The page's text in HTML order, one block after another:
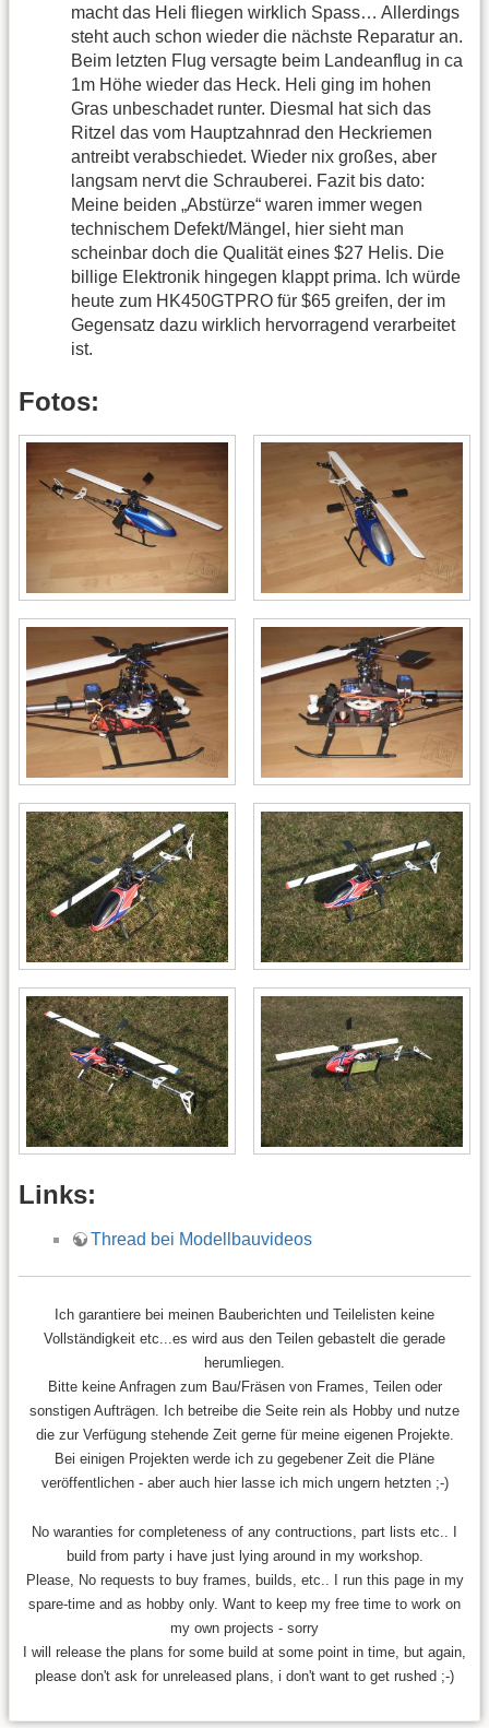
macht das Heli fliegen wirklich Spass… Allerdings
steht auch schon wieder die nächste Reparatur an.
Beim letzten Flug versagte beim Landeanflug in ca
1m Höhe wieder das Heck. Heli ging im hohen
Gras unbeschadet runter. Diesmal hat sich das
Ritzel das vom Hauptzahnrad den Heckriemen
antreibt verabschiedet. Wieder nix großes, aber
langsam nervt die Schrauberei. Fazit bis dato:
Meine beiden „Abstürze“ waren immer wegen
technischem Defekt/Mängel, hier sieht man
scheinbar doch die Qualität eines $27 Helis. Die
billige Elektronik hingegen klappt prima. Ich würde
heute zum HK450GTPRO für $65 greifen, der im
Gegensatz dazu wirklich hervorragend verarbeitet
ist.
Fotos:
Links:
Thread bei Modellbauvideos
Ich garantiere bei meinen Bauberichten und Teilelisten keine
Vollständigkeit etc...es wird aus den Teilen gebastelt die gerade
herumliegen.
Bitte keine Anfragen zum Bau/Fräsen von Frames, Teilen oder
sonstigen Aufträgen. Ich betreibe die Seite rein als Hobby und nutze
die zur Verfügung stehende Zeit gerne für meine eigenen Projekte.
Bei einigen Projekten werde ich zu gegebener Zeit die Pläne
veröffentlichen - aber auch hier lasse ich mich ungern hetzten ;-)
No waranties for completeness of any contructions, part lists etc.. I
build from party i have just lying around in my workshop.
Please, No requests to buy frames, builds, etc.. I run this page in my
spare-time and as hobby only. Want to keep my free time to work on
my own projects - sorry
I will release the plans for some build at some point in time, but again,
please don't ask for unreleased plans, i don't want to get rushed ;-)